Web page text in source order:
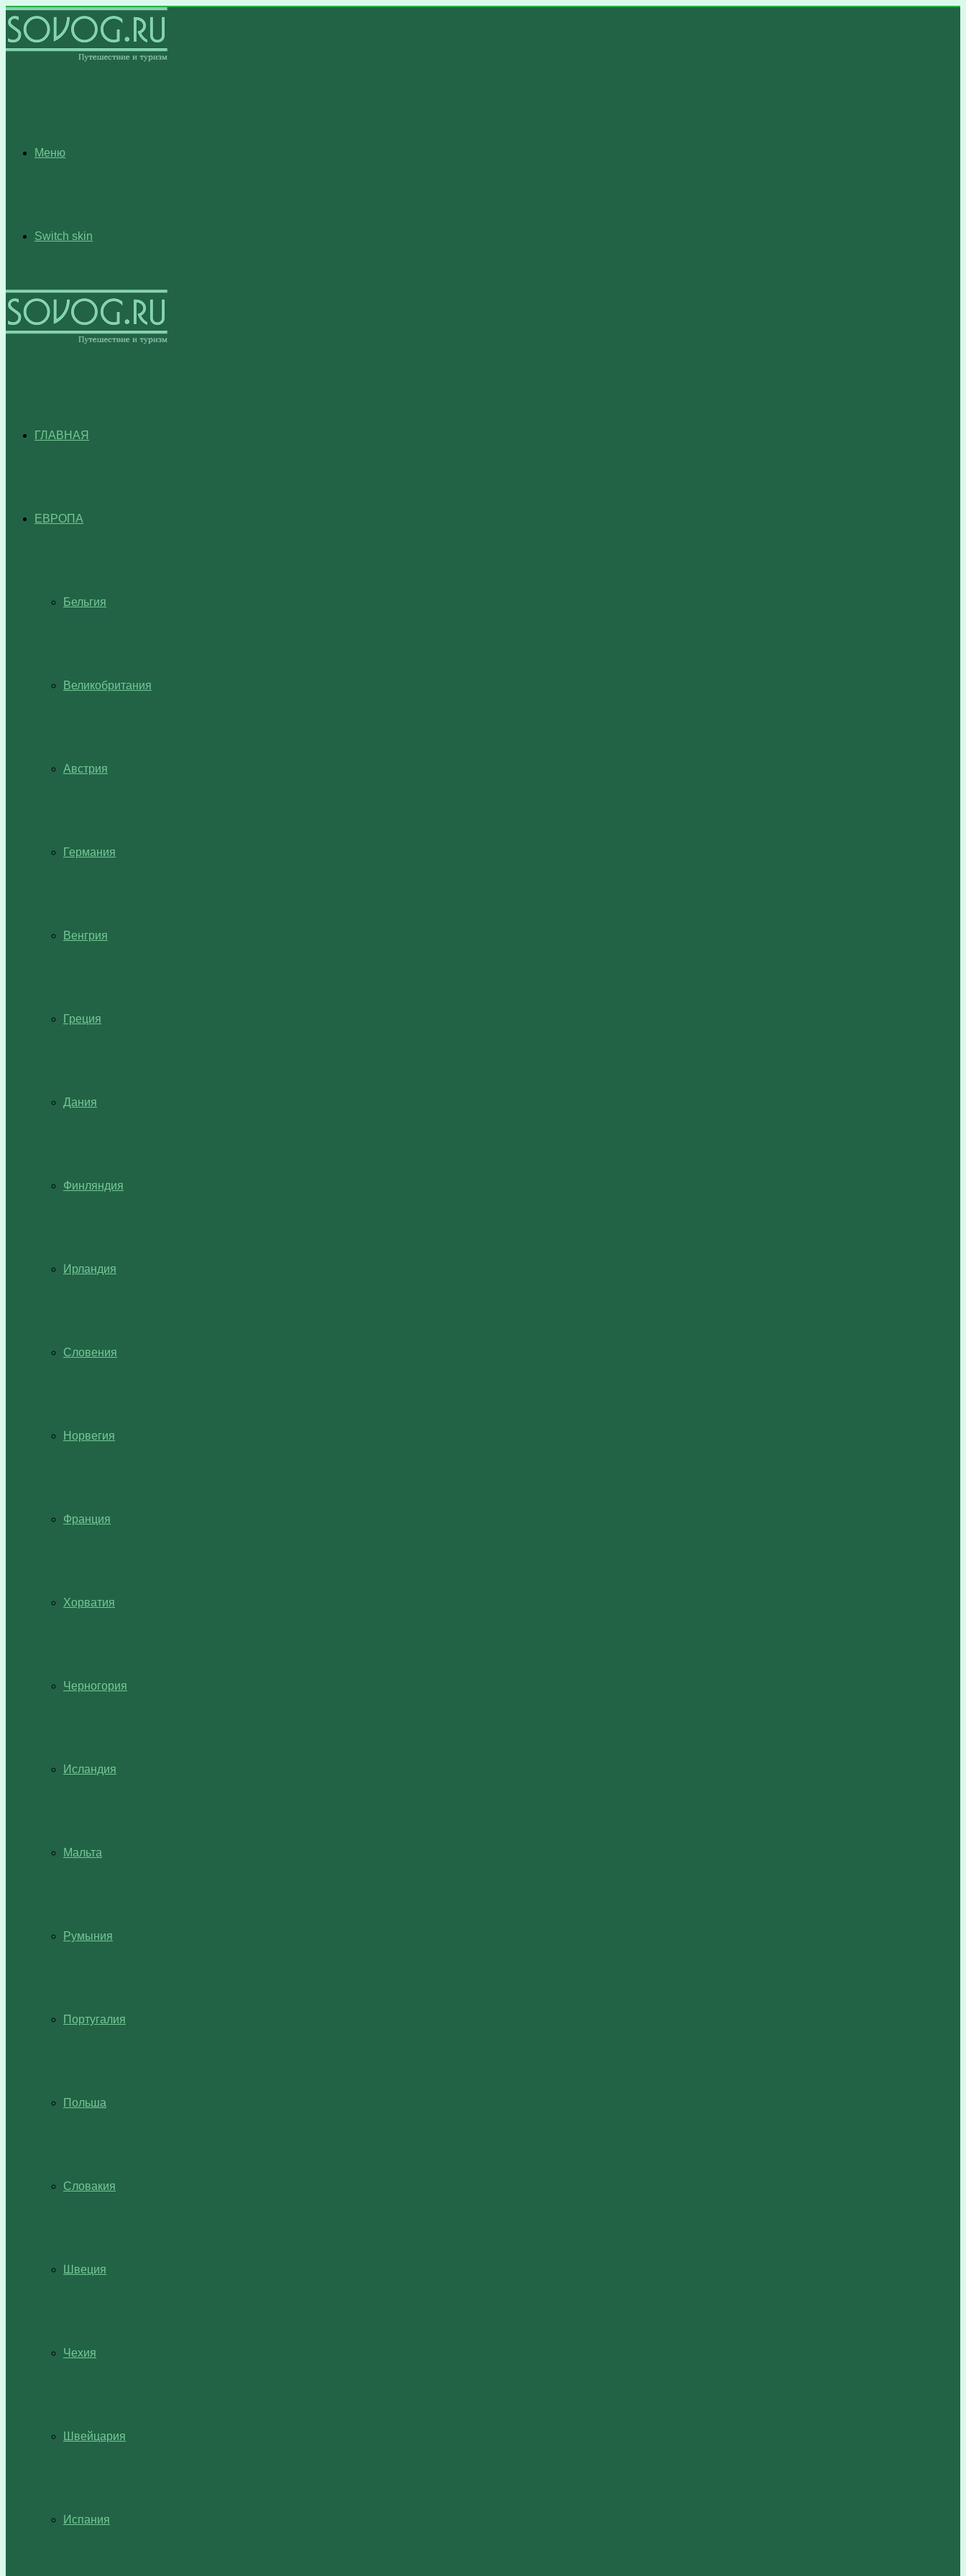
Меню
Switch skin
ГЛАВНАЯ
ЕВРОПА
Бельгия
Великобритания
Австрия
Германия
Венгрия
Греция
Дания
Финляндия
Ирландия
Словения
Норвегия
Франция
Хорватия
Черногория
Исландия
Мальта
Румыния
Португалия
Польша
Словакия
Швеция
Чехия
Швейцария
Испания